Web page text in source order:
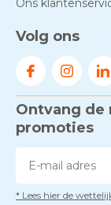
Ons
Volg ons
Ontvang de
promoties
* Lees hier de